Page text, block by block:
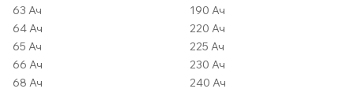
63 Ач
64 Ач
65 Ач
66 Ач
68 Ач
190 Ач
220 Ач
225 Ач
230 Ач
240 Ач